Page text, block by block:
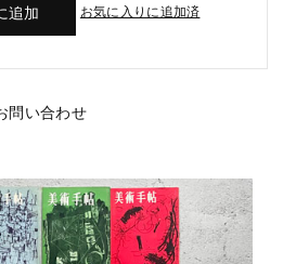
お気に入りに追加済
問い合わせ